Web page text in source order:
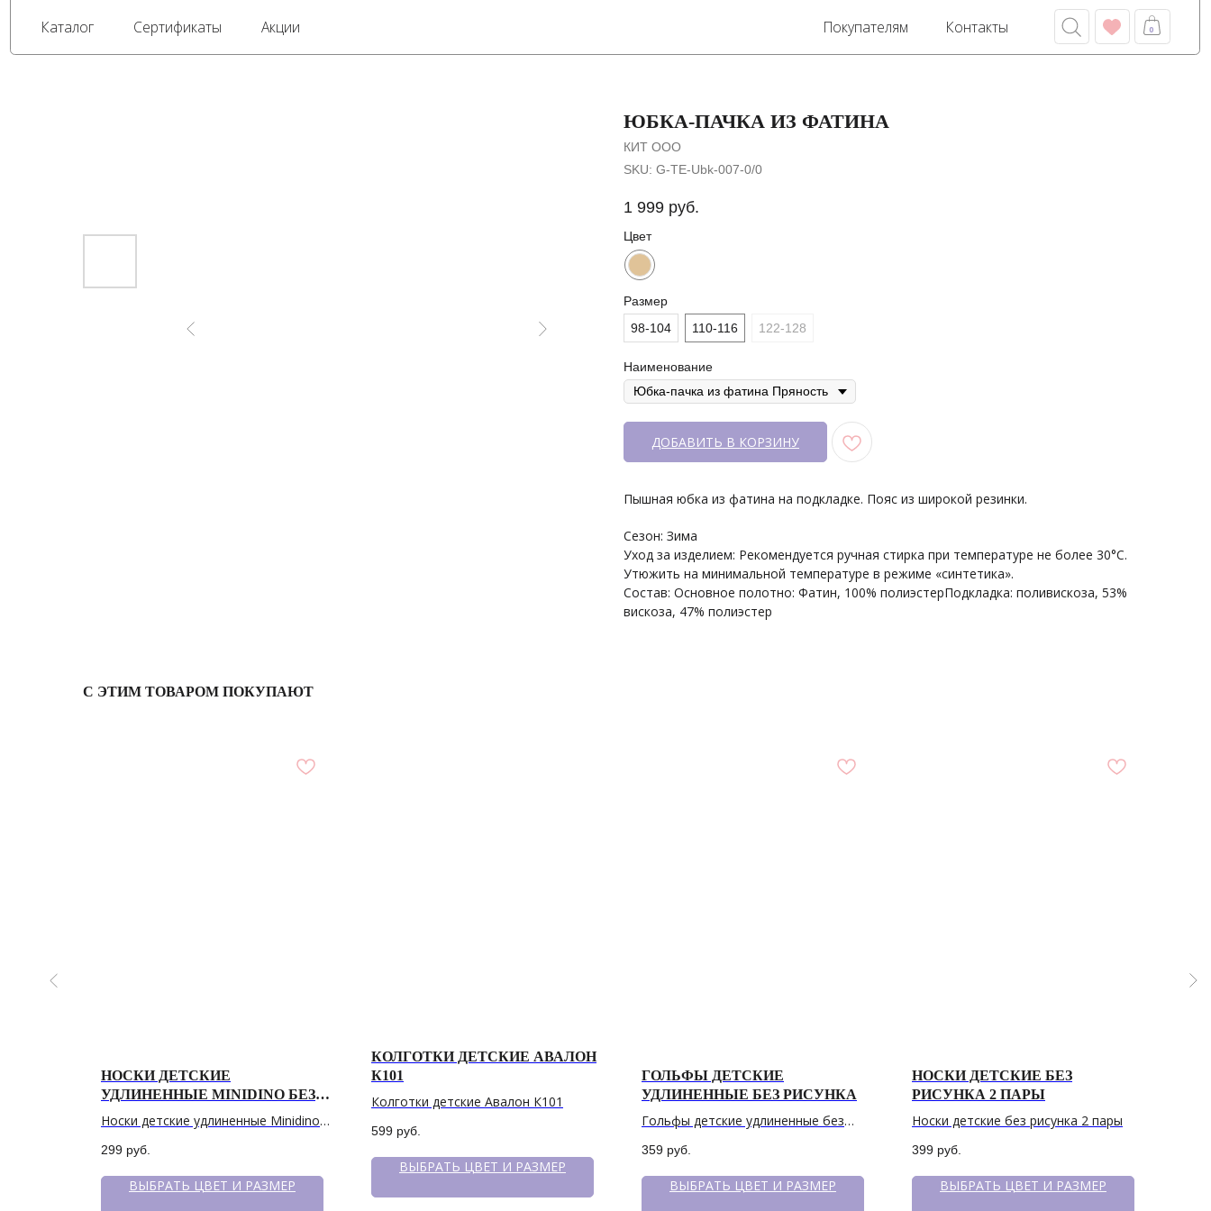
Каталог Сертификаты Акции Контакты
ЮБКА-ПАЧКА ИЗ ФАТИНА
КИТ ООО
SKU: G-TE-Ubk-007-0/0
1 999 руб.
Цвет
Размер
98-104
110-116 122-128
Наименование
ДОБАВИТЬ В КОРЗИНУ
Пышная юбка из фатина на подкладке. Пояс из широкой резинки.
Сезон: Зима
Уход за изделием: Рекомендуется ручная стирка при температуре не более 30°С.
Утюжить на минимальной температуре в режиме «синтетика».
Состав: Основное полотно: Фатин, 100% полиэстерПодкладка: поливискоза, 53%
вискоза, 47% полиэстер
С ЭТИМ ТОВАРОМ ПОКУПАЮТ
НОСКИ ДЕТСКИЕ
УДЛИНЕННЫЕ MINIDINO БЕЗ
РИСУНКА
Носки детские удлиненные Minidino
299 руб.
ВЫБРАТЬ ЦВЕТ И РАЗМЕР
КОЛГОТКИ ДЕТСКИЕ АВАЛОН
К101
Колготки детские Авалон К101
599 руб.
ВЫБРАТЬ ЦВЕТ И РАЗМЕР
ГОЛЬФЫ ДЕТСКИЕ
УДЛИНЕННЫЕ БЕЗ РИСУНКА
Гольфы детские удлиненные без
359 руб.
ВЫБРАТЬ ЦВЕТ И РАЗМЕР
НОСКИ ДЕТСКИЕ БЕЗ
РИСУНКА 2 ПАРЫ
Носки детские без рисунка 2 пары
399 руб.
ВЫБРАТЬ ЦВЕТ И РАЗМЕР